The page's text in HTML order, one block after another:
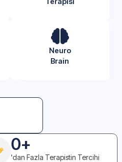
Neuro
Brain
'dan Fazla Terapistin Tercihi
0+